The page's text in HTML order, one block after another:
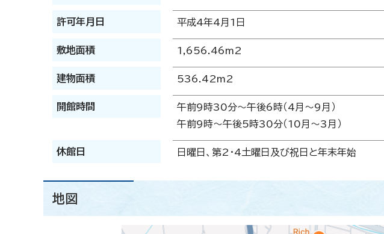
許可年月日 平成4年4月1日
敷地面積 1,656.46m2
建物面積 536.42m2
開館時間
午前9時30分～午後6時（4月～9月）
午前9時～午後5時30分（10月～3月）
休館日 日曜日、第2・4土曜日及び祝日と年末年始
地図